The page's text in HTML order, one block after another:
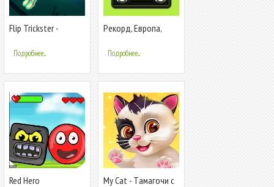
Flip Trickster -
Подробнее...
Рекорд, Европа,
неофициальное
радио
Подробнее...
Red Hero
My Cat - Tамагочи c